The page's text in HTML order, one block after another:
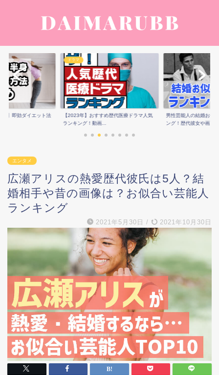
せ】即効ダイエット法
ドラマ
【2023年】おすすめ歴代医療ドラマ人気
ランキング！動画...
男性芸能人の結婚お似
ング！歴代彼女や画...
エンタメ
広瀬アリスの熱愛歴代彼氏は5人？結
婚相手や昔の画像は？お似合い芸能人
ランキング
2021年5月30日 / 2021年10月30日